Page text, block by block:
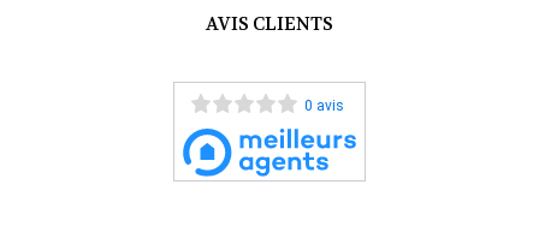
AVIS CLIENTS
0 avis